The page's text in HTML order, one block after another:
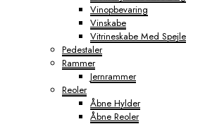
Vinopbevaring
Vinskabe
Vitrineskabe Med Spejle
Pedestaler
Rammer
Jernrammer
Reoler
Åbne Hylder
Åbne Reoler